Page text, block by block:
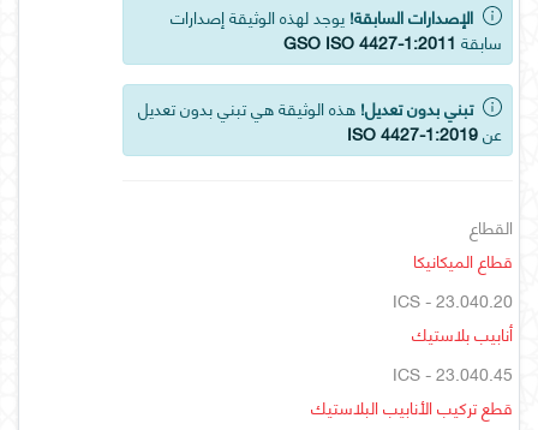
الإصدارات السابقة! يوجد لهذه الوثيقة إصدارات
سابقة GSO ISO 4427-1:2011
تبني بدون تعديل! هذه الوثيقة هي تبني بدون تعديل
عنISO 4427-1:2019
القطاع
قطاع الميكانيكا
ICS - 23.040.20
أنابيب بلاستيك
ICS - 23.040.45
قطع تركيب الأنابيب البلاستيك